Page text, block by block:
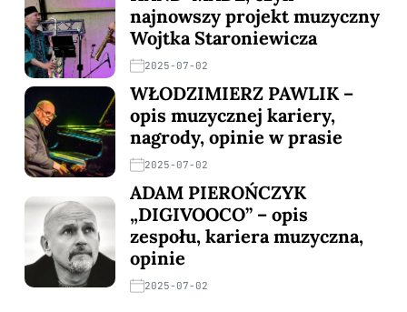
najnowszy projekt muzyczny
Wojtka Staroniewicza
2025-07-02
WŁODZIMIERZ PAWLIK –
opis muzycznej kariery,
nagrody, opinie w prasie
2025-07-02
ADAM PIEROŃCZYK
„DIGIVOOCO” – opis
zespołu, kariera muzyczna,
opinie
2025-07-02